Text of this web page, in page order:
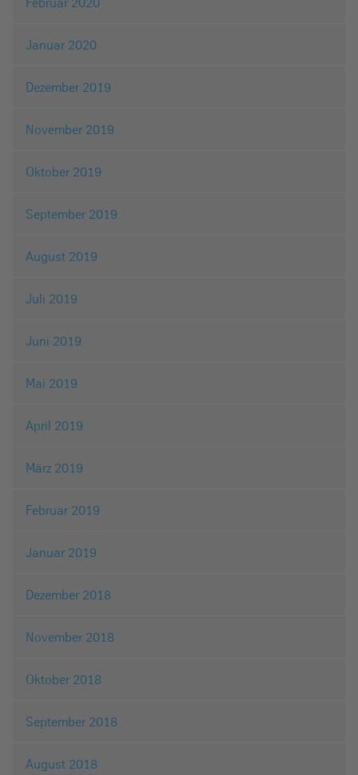
Januar 2020
Dezember 2019
November 2019
Oktober 2019
September 2019
August 2019
Juli 2019
Juni 2019
Mai 2019
April 2019
März 2019
Februar 2019
Januar 2019
Dezember 2018
November 2018
Oktober 2018
September 2018
August 2018